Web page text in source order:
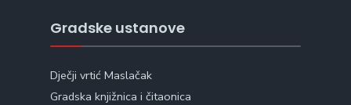
Gradske ustanove
Dječji vrtić Maslačak
Gradska knjižnica i čitaonica